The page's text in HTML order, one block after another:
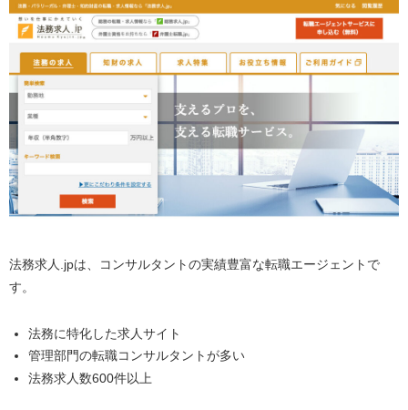
法務求人.jpは、コンサルタントの実績豊富な転職エージェントで
す。
法務に特化した求人サイト
管理部門の転職コンサルタントが多い
法務求人数600件以上